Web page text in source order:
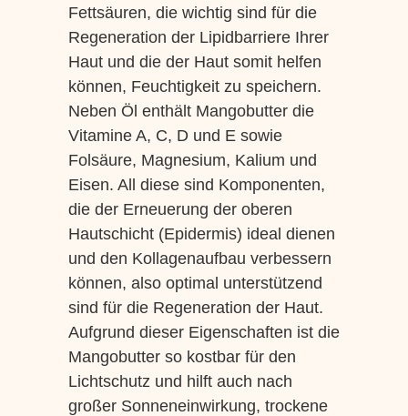
Fettsäuren, die wichtig sind für die
Regeneration der Lipidbarriere Ihrer
Haut und die der Haut somit helfen
können, Feuchtigkeit zu speichern.
Neben Öl enthält Mangobutter die
Vitamine A, C, D und E sowie
Folsäure, Magnesium, Kalium und
Eisen. All diese sind Komponenten,
die der Erneuerung der oberen
Hautschicht (Epidermis) ideal dienen
und den Kollagenaufbau verbessern
können, also optimal unterstützend
sind für die Regeneration der Haut.
Aufgrund dieser Eigenschaften ist die
Mangobutter so kostbar für den
Lichtschutz und hilft auch nach
großer Sonneneinwirkung, trockene